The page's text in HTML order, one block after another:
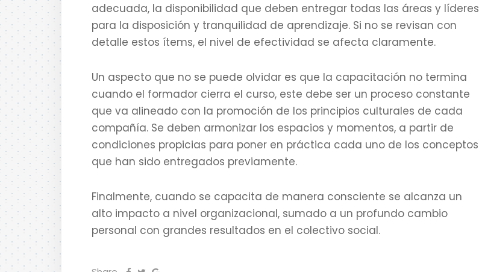
adecuada, la disponibilidad que deben entregar todas las áreas y líderes
para la disposición y tranquilidad de aprendizaje. Si no se revisan con
detalle estos ítems, el nivel de efectividad se afecta claramente.
Un aspecto que no se puede olvidar es que la capacitación no termina
cuando el formador cierra el curso, este debe ser un proceso constante
que va alineado con la promoción de los principios culturales de cada
compañía. Se deben armonizar los espacios y momentos, a partir de
condiciones propicias para poner en práctica cada uno de los conceptos
que han sido entregados previamente.
Finalmente, cuando se capacita de manera consciente se alcanza un
alto impacto a nivel organizacional, sumado a un profundo cambio
personal con grandes resultados en el colectivo social.